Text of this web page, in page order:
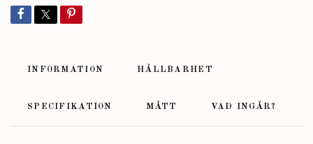
INFORMATION HÅLLBARHET
SPECIFIKATION MÅTT VAD INGÅR?